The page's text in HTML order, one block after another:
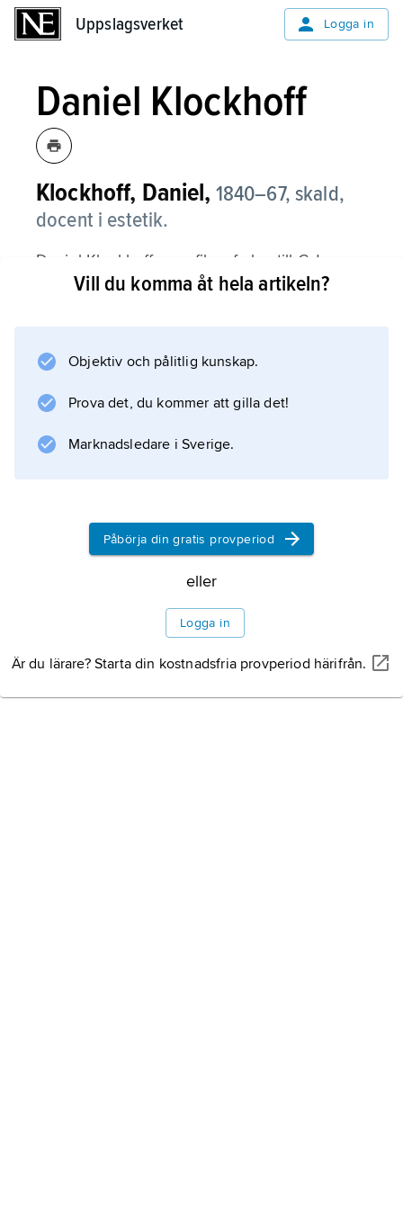
Uppslagsverket Logga in
Daniel Klockhoff
Klockhoff, Daniel, 1840–67, skald,
docent i estetik.
Daniel Klockhoff, som filosof elev till C.J.
Boström, tillhörde
blygsam, så i omfång som uttryck, och
oretoriska diktning med Runeberg som
Information om artikeln
Vill du komma åt hela artikeln?
Objektiv och pålitlig kunskap.
Prova det, du kommer att gilla det!
Marknadsledare i Sverige.
Påbörja din gratis provperiod
eller
Logga in
Är du lärare? Starta din kostnadsfria provperiod härifrån.